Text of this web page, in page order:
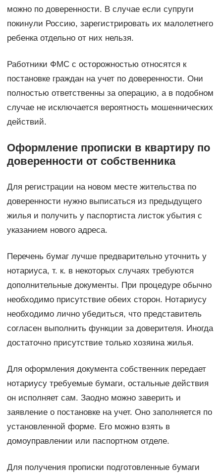
можно по доверенности. В случае если супруги
покинули Россию, зарегистрировать их малолетнего
ребенка отдельно от них нельзя.
Работники ФМС с осторожностью относятся к
постановке граждан на учет по доверенности. Они
полностью ответственны за операцию, а в подобном
случае не исключается вероятность мошеннических
действий.
Оформление прописки в квартиру по
доверенности от собственника
Для регистрации на новом месте жительства по
доверенности нужно выписаться из предыдущего
жилья и получить у паспортиста листок убытия с
указанием нового адреса.
Перечень бумаг лучше предварительно уточнить у
нотариуса, т. к. в некоторых случаях требуются
дополнительные документы. При процедуре обычно
необходимо присутствие обеих сторон. Нотариусу
необходимо лично убедиться, что представитель
согласен выполнить функции за доверителя. Иногда
достаточно присутствие только хозяина жилья.
Для оформления документа собственник передает
нотариусу требуемые бумаги, остальные действия
он исполняет сам. Заодно можно заверить и
заявление о постановке на учет. Оно заполняется по
установленной форме. Его можно взять в
домоуправлении или паспортном отделе.
Для получения прописки подготовленные бумаги